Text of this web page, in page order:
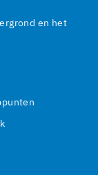
en het